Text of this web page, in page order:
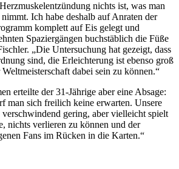
nichts ist, was man
Ich habe deshalb auf Anraten der
komplett auf Eis gelegt und
Spaziergängen buchstäblich die Füße
„Die Untersuchung hat gezeigt, dass
sind, die Erleichterung ist ebenso groß
dabei sein zu können.“
erteilte der 31-Jährige aber eine Absage:
man sich freilich keine erwarten. Unsere
gering, aber vielleicht spielt
nichts verlieren zu können und der
Fans im Rücken in die Karten.“